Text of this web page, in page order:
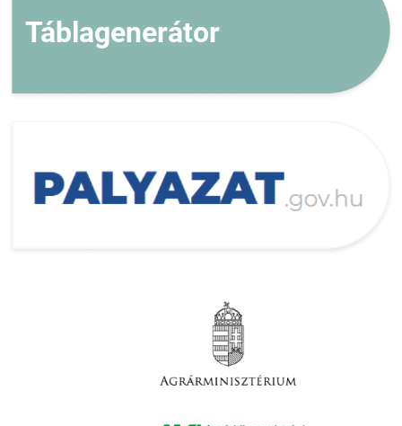
Táblagenerátor